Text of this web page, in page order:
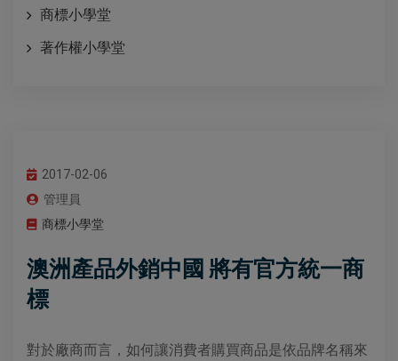
2017-02-06
管理員
商標小學堂
澳洲產品外銷中國 將有官方統一商
標
對於廠商而言，如何讓消費者購買商品是依品牌名稱來
商標小學堂
著作權小學堂